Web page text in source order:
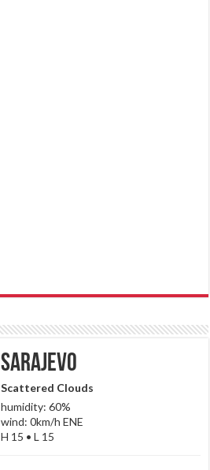
Sarajevo
Scattered Clouds
humidity: 60%
wind: 0km/h ENE
H 15 • L 15